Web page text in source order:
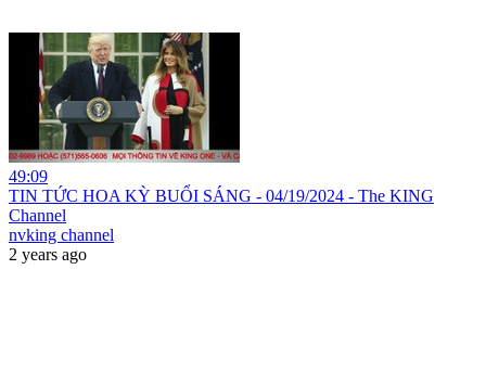
49:09
TIN TỨC HOA KỲ BUỔI SÁNG - 04/19/2024 - The KING
Channel
nvking channel
2 years ago